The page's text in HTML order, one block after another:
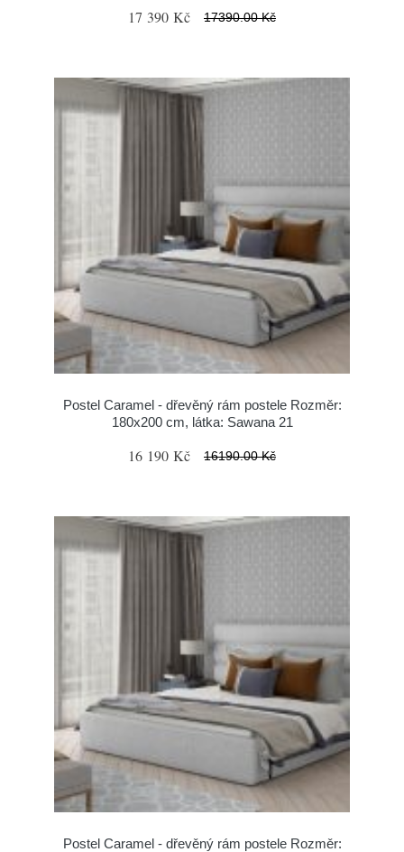
17 390 Kč 17390.00 Kč
Postel Caramel - dřevěný rám postele Rozměr:
180x200 cm, látka: Sawana 21
16 190 Kč 16190.00 Kč
Postel Caramel - dřevěný rám postele Rozměr: